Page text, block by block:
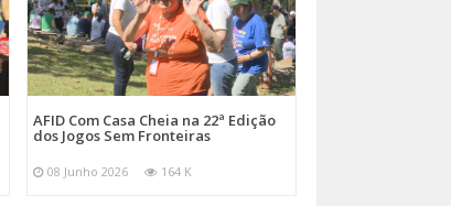
AFID Com Casa Cheia na 22ª Edição
dos Jogos Sem Fronteiras
08 Junho 2026 164 K